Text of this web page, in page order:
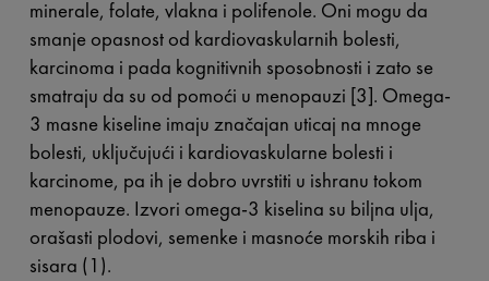
minerale, folate, vlakna i polifenole. Oni mogu da
smanje opasnost od kardiovaskularnih bolesti,
karcinoma i pada kognitivnih sposobnosti i zato se
smatraju da su od pomoći u menopauzi [3]. Omega-
3 masne kiseline imaju značajan uticaj na mnoge
bolesti, uključujući i kardiovaskularne bolesti i
karcinome, pa ih je dobro uvrstiti u ishranu tokom
menopauze. Izvori omega-3 kiselina su biljna ulja,
orašasti plodovi, semenke i masnoće morskih riba i
sisara (1).